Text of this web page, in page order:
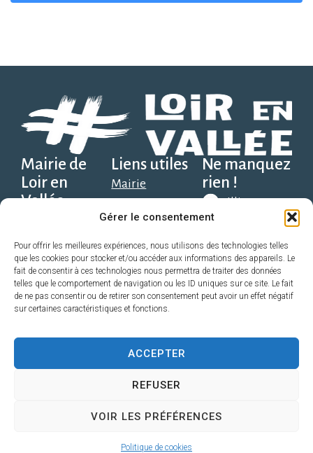
Gérer le consentement
Pour offrir les meilleures expériences, nous utilisons des technologies telles
que les cookies pour stocker et/ou accéder aux informations des appareils. Le
fait de consentir à ces technologies nous permettra de traiter des données
telles que le comportement de navigation ou les ID uniques sur ce site. Le fait
de ne pas consentir ou de retirer son consentement peut avoir un effet négatif
sur certaines caractéristiques et fonctions.
ACCEPTER
REFUSER
VOIR LES PRÉFÉRENCES
Politique de cookies
Mairie de
Loir en
Vallée
Alexandre, 1er
étage,
72340 Loir en
Vallée
02 52 22 72 98
Liens utiles
Mairie
Découvrir
Économie
Pratique
Sport, Loisir,
Ne manquez
rien !
Illiwap
Télécharger
sur Google
Play
sur l’App
2025 © Site & GRU propulsé par Utopia